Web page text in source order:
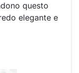
questo
elegante e